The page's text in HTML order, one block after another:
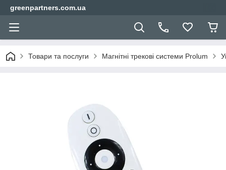
greenpartners.com.ua
Товари та послуги Магнітні трекові системи Prolum